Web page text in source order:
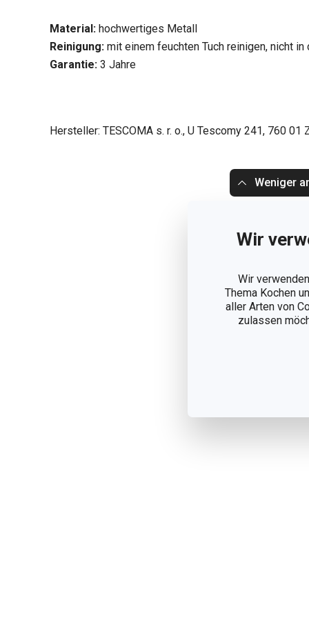
Wir
Wir
Thema Kochen
aller Arten von
zulassen
Material: hochwertiges Metall
Reinigung: mit einem feuchten Tuch reinigen, nicht
Garantie: 3 Jahre
Hersteller: TESCOMA s. r. o., U Tescomy 241, 760 01
Weniger